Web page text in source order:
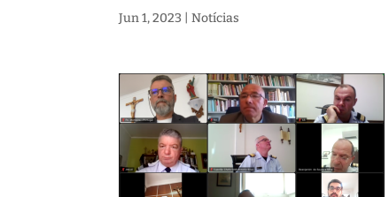
Jun 1, 2023 |Notícias